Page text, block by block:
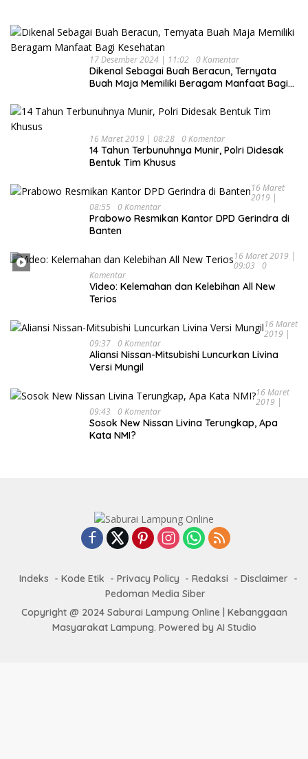
17 Desember 2024 | 11:02 0 Komentar
Dikenal Sebagai Buah Beracun, Ternyata
Buah Maja Memiliki Beragam Manfaat Bagi
16 Maret 2019 | 08:28 0 Komentar
14 Tahun Terbunuhnya Munir, Polri Didesak
Bentuk Tim Khusus
16 Maret
2019 |
08:55 0 Komentar
Prabowo Resmikan Kantor DPD Gerindra di
Banten
16 Maret 2019 |
09:03
0
Komentar
Video: Kelemahan dan Kelebihan All New
Terios
16 Maret
2019 |
09:37 0 Komentar
Aliansi Nissan-Mitsubishi Luncurkan Livina
Versi Mungil
16 Maret
2019 |
09:43
0 Komentar
Sosok New Nissan Livina Terungkap, Apa
Kata NMI?
Indeks Kode Etik Privacy Policy Redaksi
Disclaimer
Pedoman Media Siber
Copyright @ 2024 Saburai Lampung Online | Kebanggaan
Masyarakat Lampung. Powered by AI Studio